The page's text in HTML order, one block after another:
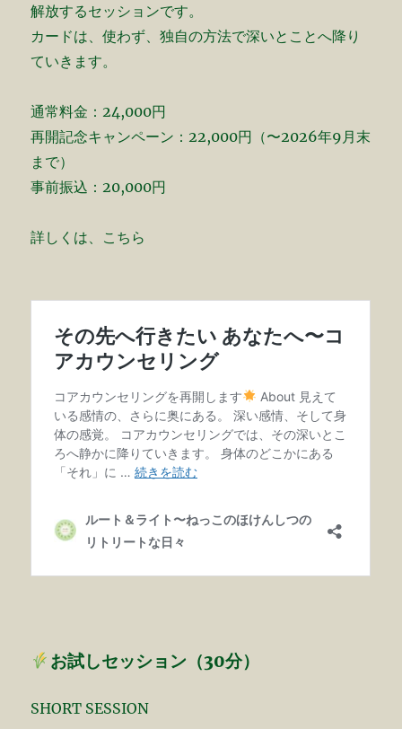
解放するセッションです。
カードは、使わず、独自の方法で深いとことへ降り
ていきます。
通常料金：24,000円
再開記念キャンペーン：22,000円（〜2026年9月末
まで）
事前振込：20,000円
詳しくは、こちら
お試しセッション（30分）
SHORT SESSION